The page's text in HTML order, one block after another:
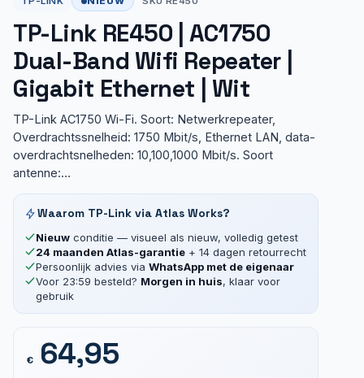
TP-Link RE450 | AC1750
Dual-Band Wifi Repeater |
Gigabit Ethernet | Wit
TP-Link AC1750 Wi-Fi. Soort: Netwerkrepeater,
Overdrachtssnelheid: 1750 Mbit/s, Ethernet LAN, data-
overdrachtsnelheden: 10,100,1000 Mbit/s. Soort
antenne:…
Waarom TP-Link via Atlas Works?
Nieuw conditie — visueel als nieuw, volledig getest
24 maanden Atlas-garantie + 14 dagen retourrecht
Persoonlijk advies via WhatsApp met de eigenaar
Voor 23:59 besteld? Morgen in huis, klaar voor
gebruik
€64,95